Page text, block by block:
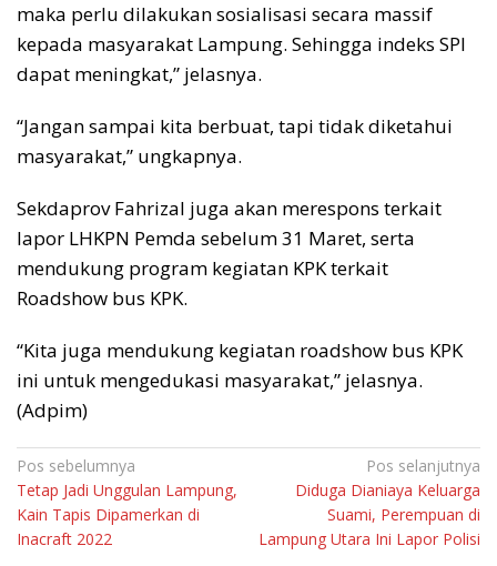
maka perlu dilakukan sosialisasi secara massif
kepada masyarakat Lampung. Sehingga indeks SPI
dapat meningkat,” jelasnya.
“Jangan sampai kita berbuat, tapi tidak diketahui
masyarakat,” ungkapnya.
Sekdaprov Fahrizal juga akan merespons terkait
lapor LHKPN Pemda sebelum 31 Maret, serta
mendukung program kegiatan KPK terkait
Roadshow bus KPK.
“Kita juga mendukung kegiatan roadshow bus KPK
ini untuk mengedukasi masyarakat,” jelasnya.
(Adpim)
Navigasi
pos
Pos sebelumnya
Tetap Jadi Unggulan Lampung,
Kain Tapis Dipamerkan di
Inacraft 2022
Pos selanjutnya
Diduga Dianiaya Keluarga
Suami, Perempuan di
Lampung Utara Ini Lapor Polisi